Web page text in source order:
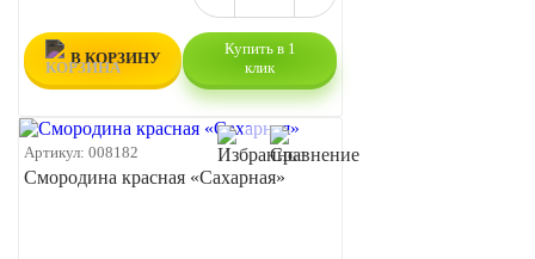
В КОРЗИНУ
Купить в 1
клик
Артикул: 008182
Смородина красная «Сахарная»